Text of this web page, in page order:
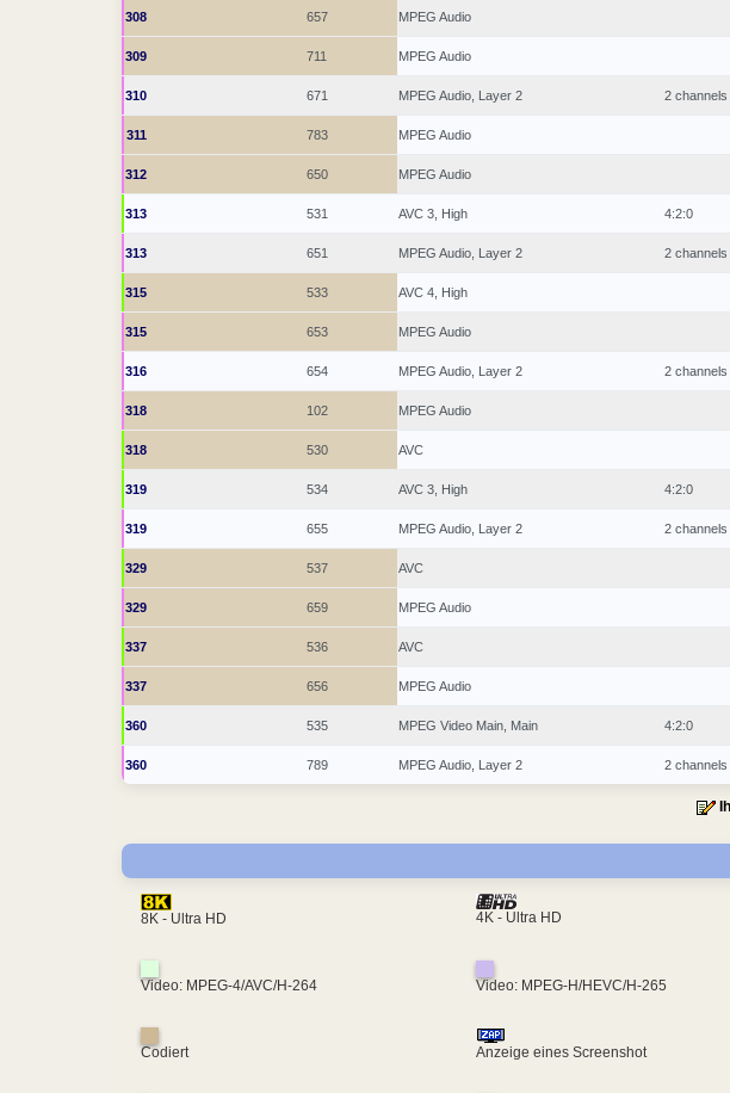
308 657 MPEG Audio
309 711 MPEG Audio
310 671 MPEG Audio, Layer 2 2 channels
311 783 MPEG Audio
312 650 MPEG Audio
313 531 AVC 3, High 4:2:0
313 651 MPEG Audio, Layer 2 2 channels
315 533 AVC 4, High
315 653 MPEG Audio
316 654 MPEG Audio, Layer 2 2 channels
318 102 MPEG Audio
318 530 AVC
319 534 AVC 3, High 4:2:0
319 655 MPEG Audio, Layer 2 2 channels
329 537 AVC
329 659 MPEG Audio
337 536 AVC
337 656 MPEG Audio
360 535 MPEG Video Main, Main 4:2:0
360 789 MPEG Audio, Layer 2 2 channels
8K - Ultra HD 4K - Ultra HD
Video: MPEG-4/AVC/H-264 Video: MPEG-H/HEVC/H-265
Codiert Anzeige eines Screenshot